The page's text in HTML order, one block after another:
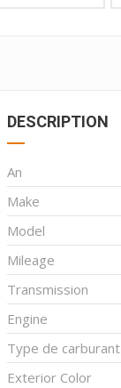
DESCRIPTION
An
Make
Model
Mileage
Transmission
Engine
Type de carburant
Exterior Color